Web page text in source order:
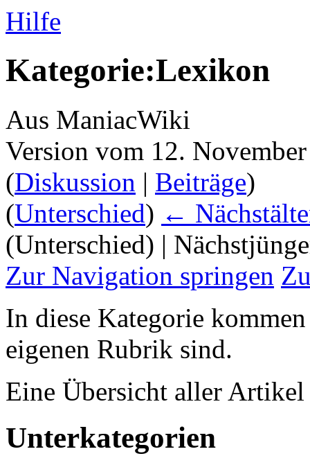
Hilfe
Kategorie:Lexikon
Aus ManiacWiki
Version vom 12.
(Diskussion | Beiträge)
(Unterschied) ←
(Unterschied) |
Zur Navigation springen
In diese Kategorie
eigenen Rubrik sind.
Eine Übersicht aller
Unterkategorien